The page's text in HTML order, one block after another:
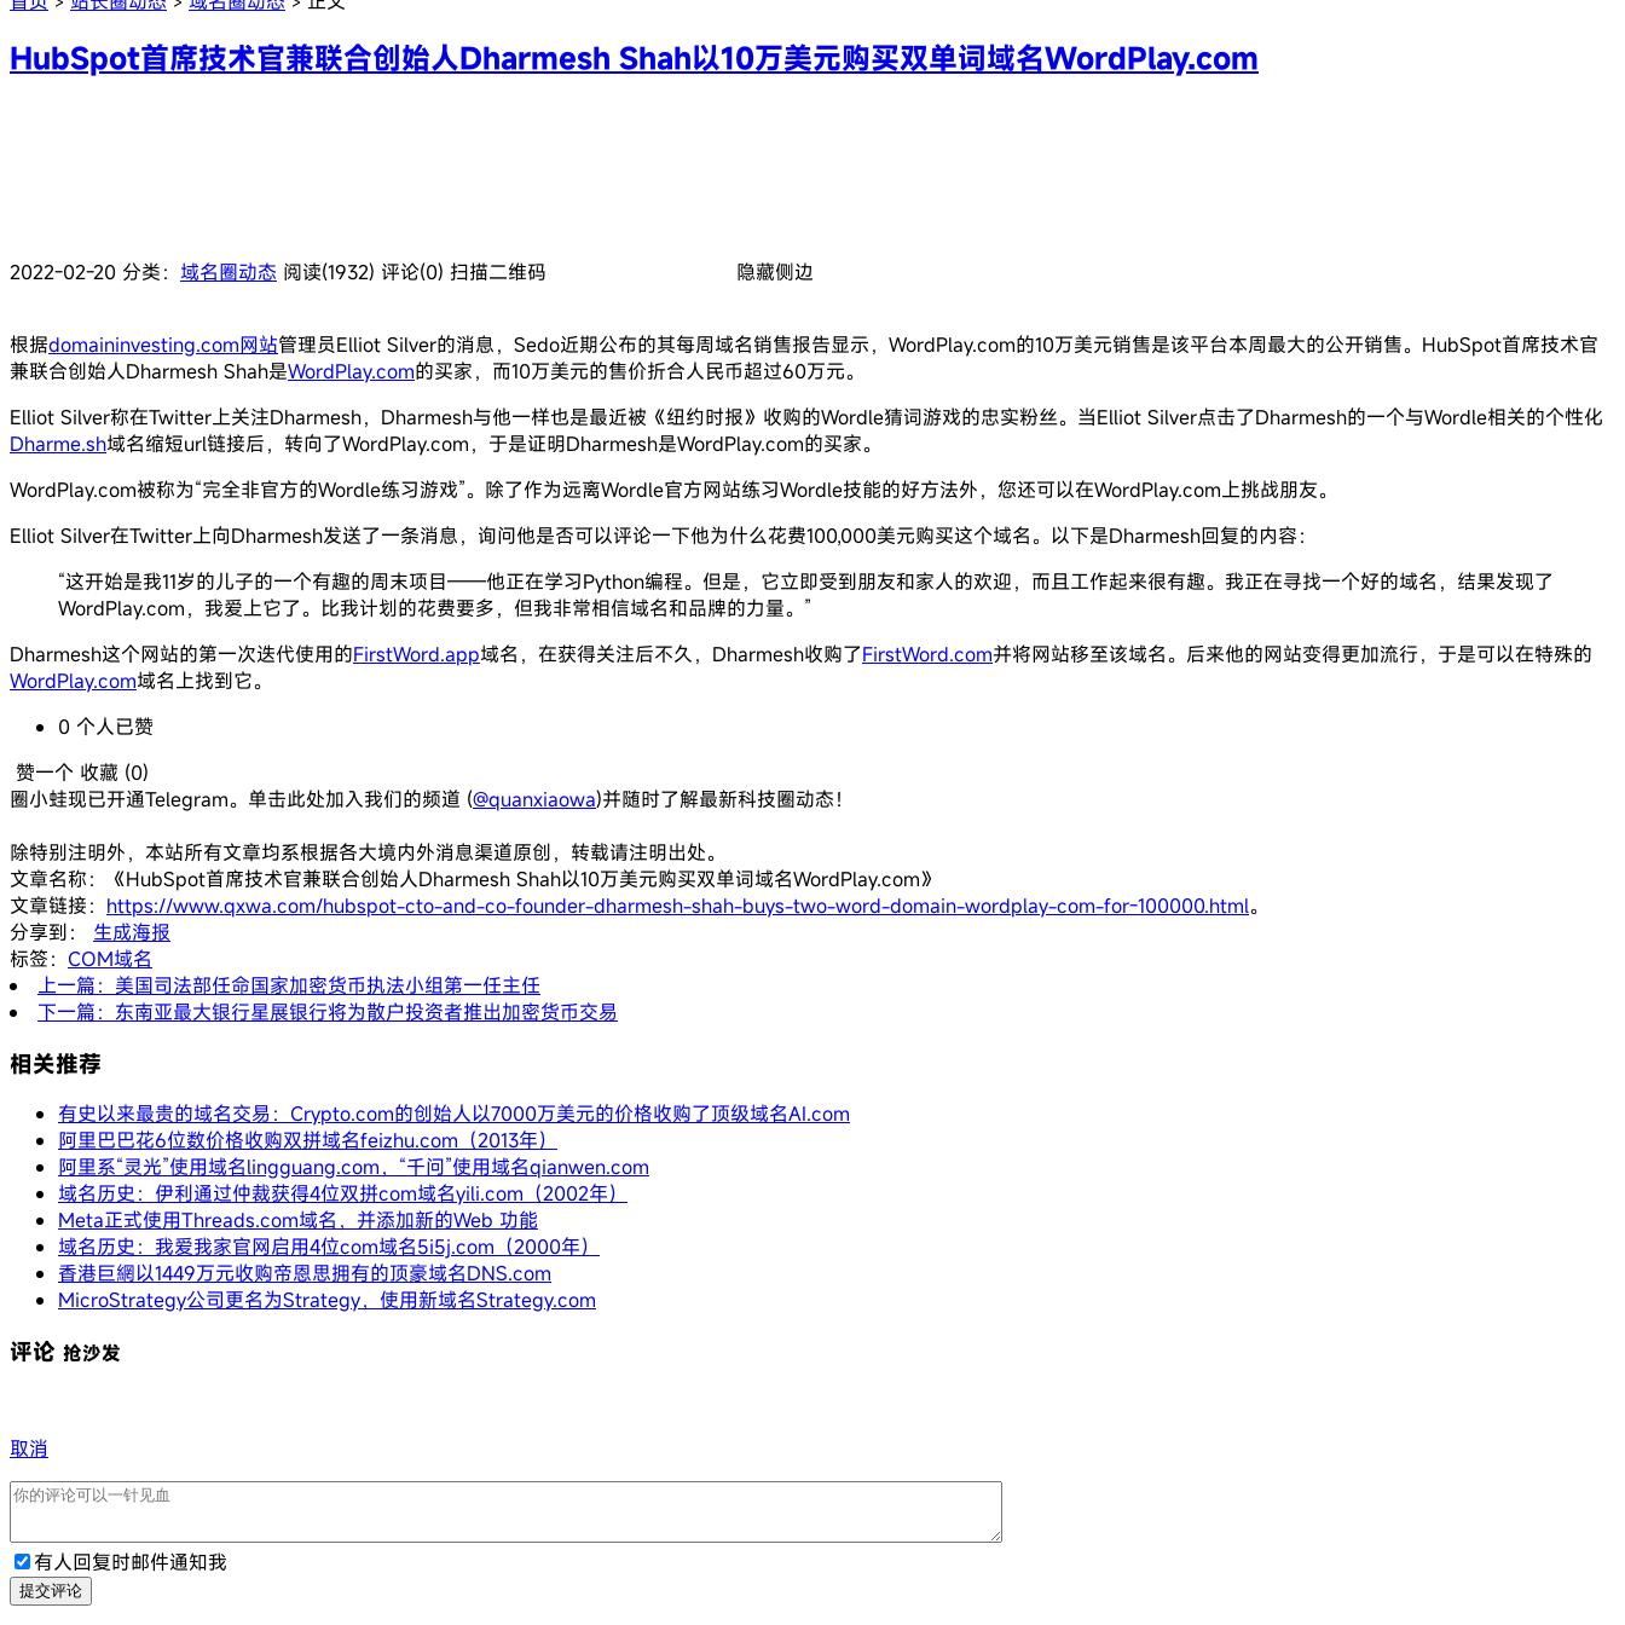
HubSpot首席技术官兼联合创始人Dharmesh Shah以10万美元购买双单词域名WordPlay.com
2022-02-20 分类： 域名圈动态 阅读(1932) 评论(0) 扫描二维码 隐藏侧边
根据domaininvesting.com网站管理员Elliot Silver的消息，Sedo近期公布的其每周域名销售报告显示，WordPlay.com的10万美元销售是该平台本周最大的公开销售。HubSpot首席技术官
兼联合创始人Dharmesh Shah是WordPlay.com的买家，而10万美元的售价折合人民币超过60万元。
Elliot Silver称在Twitter上关注Dharmesh，Dharmesh与他一样也是最近被《纽约时报》收购的Wordle猜词游戏的忠实粉丝。当Elliot Silver点击了Dharmesh的一个与Wordle相关的个性化
Dharme.sh域名缩短url链接后，转向了WordPlay.com，于是证明Dharmesh是WordPlay.com的买家。
WordPlay.com被称为“完全非官方的Wordle练习游戏”。除了作为远离Wordle官方网站练习Wordle技能的好方法外，您还可以在WordPlay.com上挑战朋友。
Elliot Silver在Twitter上向Dharmesh发送了一条消息，询问他是否可以评论一下他为什么花费100,000美元购买这个域名。以下是Dharmesh回复的内容：
“这开始是我11岁的儿子的一个有趣的周末项目——他正在学习Python编程。但是，它立即受到朋友和家人的欢迎，而且工作起来很有趣。我正在寻找一个好的域名，结果发现了
WordPlay.com，我爱上它了。比我计划的花费要多，但我非常相信域名和品牌的力量。”
Dharmesh这个网站的第一次迭代使用的FirstWord.app域名，在获得关注后不久，Dharmesh收购了FirstWord.com并将网站移至该域名。后来他的网站变得更加流行，于是可以在特殊的
WordPlay.com域名上找到它。
0 个人已赞
赞一个 收藏 (0)
圈小蛙现已开通Telegram。单击此处加入我们的频道 (@quanxiaowa)并随时了解最新科技圈动态！
除特别注明外，本站所有文章均系根据各大境内外消息渠道原创，转载请注明出处。
文章名称：《HubSpot首席技术官兼联合创始人Dharmesh Shah以10万美元购买双单词域名WordPlay.com》
文章链接： https://www.qxwa.com/hubspot-cto-and-co-founder-dharmesh-shah-buys-two-word-domain-wordplay-com-for-100000.html。
分享到：
生成海报
标签： COM域名
上一篇：美国司法部任命国家加密货币执法小组第一任主任
下一篇：东南亚最大银行星展银行将为散户投资者推出加密货币交易
相关推荐
有史以来最贵的域名交易：Crypto.com的创始人以7000万美元的价格收购了顶级域名AI.com
阿里巴巴花6位数价格收购双拼域名feizhu.com（2013年）
阿里系“灵光”使用域名lingguang.com，“千问”使用域名qianwen.com
域名历史：伊利通过仲裁获得4位双拼com域名yili.com（2002年）
Meta正式使用Threads.com域名，并添加新的Web 功能
域名历史：我爱我家官网启用4位com域名5i5j.com（2000年）
香港巨網以1449万元收购帝恩思拥有的顶豪域名DNS.com
MicroStrategy公司更名为Strategy，使用新域名Strategy.com
评论 抢沙发
取消
有人回复时邮件通知我
提交评论